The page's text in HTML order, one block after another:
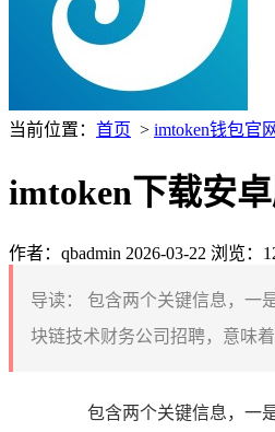
当前位置： 首页 > imtoken钱包官网
imtoken下载安
作者：qbadmin 2026-03-22 浏览：
导读：
包含两个关键信息，一
块链技术财务公司招聘，意味
包含两个关键信息，一